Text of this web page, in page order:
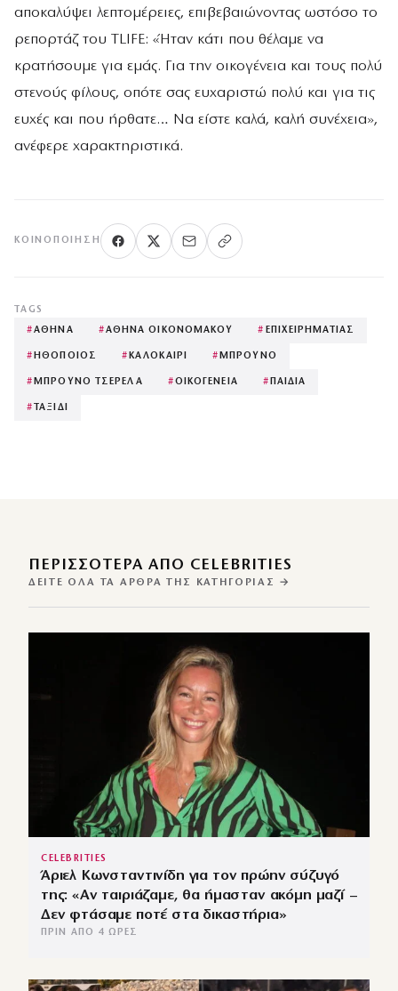
αποκαλύψει λεπτομέρειες, επιβεβαιώνοντας ωστόσο το
ρεπορτάζ του TLIFE: «Ήταν κάτι που θέλαμε να
κρατήσουμε για εμάς. Για την οικογένεια και τους πολύ
στενούς φίλους, οπότε σας ευχαριστώ πολύ και για τις
ευχές και που ήρθατε… Να είστε καλά, καλή συνέχεια»,
ανέφερε χαρακτηριστικά.
ΚΟΙΝΟΠΟΊΗΣΗ
TAGS
#ΑΘΗΝΑ #ΑΘΗΝΑ ΟΙΚΟΝΟΜΑΚΟΥ # ΕΠΙΧΕΙΡΗΜΑΤΙΑΣ
# ΗΘΟΠΟΙΟΣ # ΚΑΛΟΚΑΙΡΙ # ΜΠΡΟΥΝΟ
# ΜΠΡΟΥΝΟ ΤΣΕΡΕΛΑ #ΟΙΚΟΓΕΝΕΙΑ # ΠΑΙΔΙΑ
# ΤΑΞΙΔΙ
ΠΕΡΙΣΣΌΤΕΡΑ ΑΠΌ CELEBRITIES
ΔΕΊΤΕ ΌΛΑ ΤΑ ΆΡΘΡΑ ΤΗΣ ΚΑΤΗΓΟΡΊΑΣ →
CELEBRITIES
Άριελ Κωνσταντινίδη για τον πρώην σύζυγό
της: «Αν ταιριάζαμε, θα ήμασταν ακόμη μαζί –
Δεν φτάσαμε ποτέ στα δικαστήρια»
ΠΡΙΝ ΑΠΌ 4 ΏΡΕΣ